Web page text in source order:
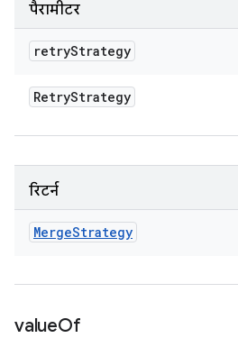
पैरामीटर
retryStrategy
RetryStrategy
रिटर्न
MergeStrategy
valueOf